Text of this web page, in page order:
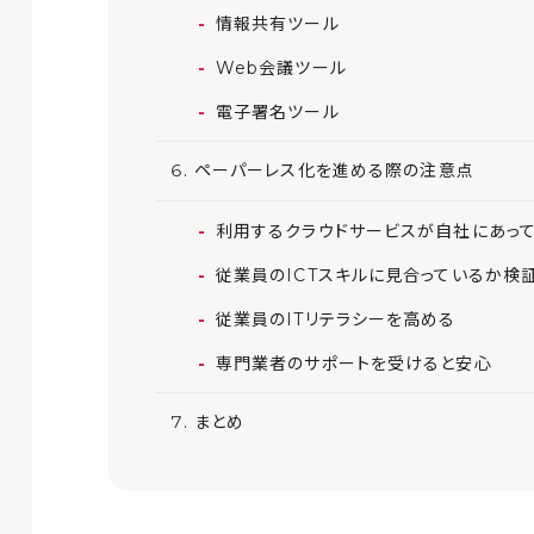
情報共有ツール
Web会議ツール
電子署名ツール
ペーパーレス化を進める際の注意点
利用するクラウドサービスが自社にあっ
従業員のICTスキルに見合っているか検
従業員のITリテラシーを高める
専門業者のサポートを受けると安心
まとめ